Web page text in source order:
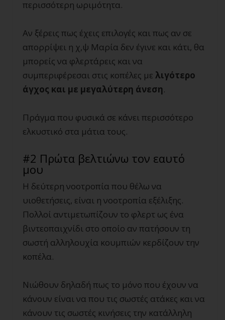
περισσότερη ωριμότητα.
Αν ξέρεις πως έχεις επιλογές και πως αν σε
απορρίψει η χ,ψ Μαρία δεν έγινε και κάτι, θα
μπορείς να φλερτάρεις και να
συμπεριφέρεσαι στις κοπέλες με λιγότερο
άγχος και με μεγαλύτερη άνεση.
Πράγμα που φυσικά σε κάνει περισσότερο
ελκυστικό στα μάτια τους.
#2 Πρώτα βελτιώνω τον εαυτό
μου
Η δεύτερη νοοτροπία που θέλω να
υιοθετήσεις, είναι η νοοτροπία εξέλιξης.
Πολλοί αντιμετωπίζουν το φλερτ ως ένα
βιντεοπαιχνίδι στο οποίο αν πατήσουν τη
σωστή αλληλουχία κουμπιών κερδίζουν την
κοπέλα.
Νιώθουν δηλαδή πως το μόνο που έχουν να
κάνουν είναι να που τις σωστές ατάκες και να
κάνουν τις σωστές κινήσεις την κατάλληλη